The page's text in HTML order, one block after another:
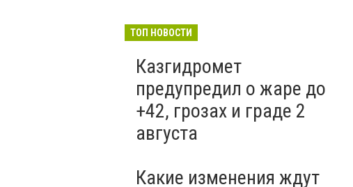
ТОП НОВОСТИ
Казгидромет
предупредил о жаре до
+42, грозах и граде 2
августа
Какие изменения ждут